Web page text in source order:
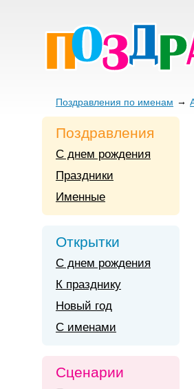
Поздравления по именам
Поздравления
С днем рождения
Праздники
Именные
Открытки
С днем рождения
К празднику
Новый год
С именами
Сценарии